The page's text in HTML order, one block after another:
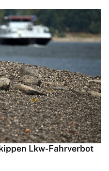
Lkw-Fahrverbot